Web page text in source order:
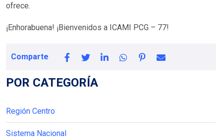
ofrece.
¡Enhorabuena! ¡Bienvenidos a ICAMI PCG – 77!
Comparte
POR CATEGORÍA
Región Centro
Sistema Nacional